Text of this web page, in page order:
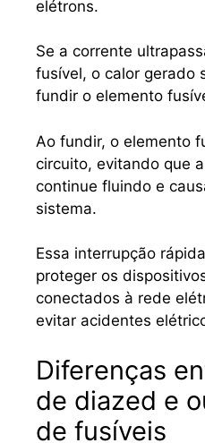
elétrons.
Se a corrente
fusível, o calor gerado
fundir o elemento
Ao fundir, o elemento
circuito, evitando que
continue fluindo e
sistema.
Essa interrupção
proteger os
conectados à rede
evitar acidentes
Diferenças
de diazed e
de fusíveis